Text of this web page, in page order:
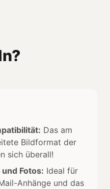
Das am
Bildformat der
sich überall!
Fotos: Ideal für
Anhänge und das